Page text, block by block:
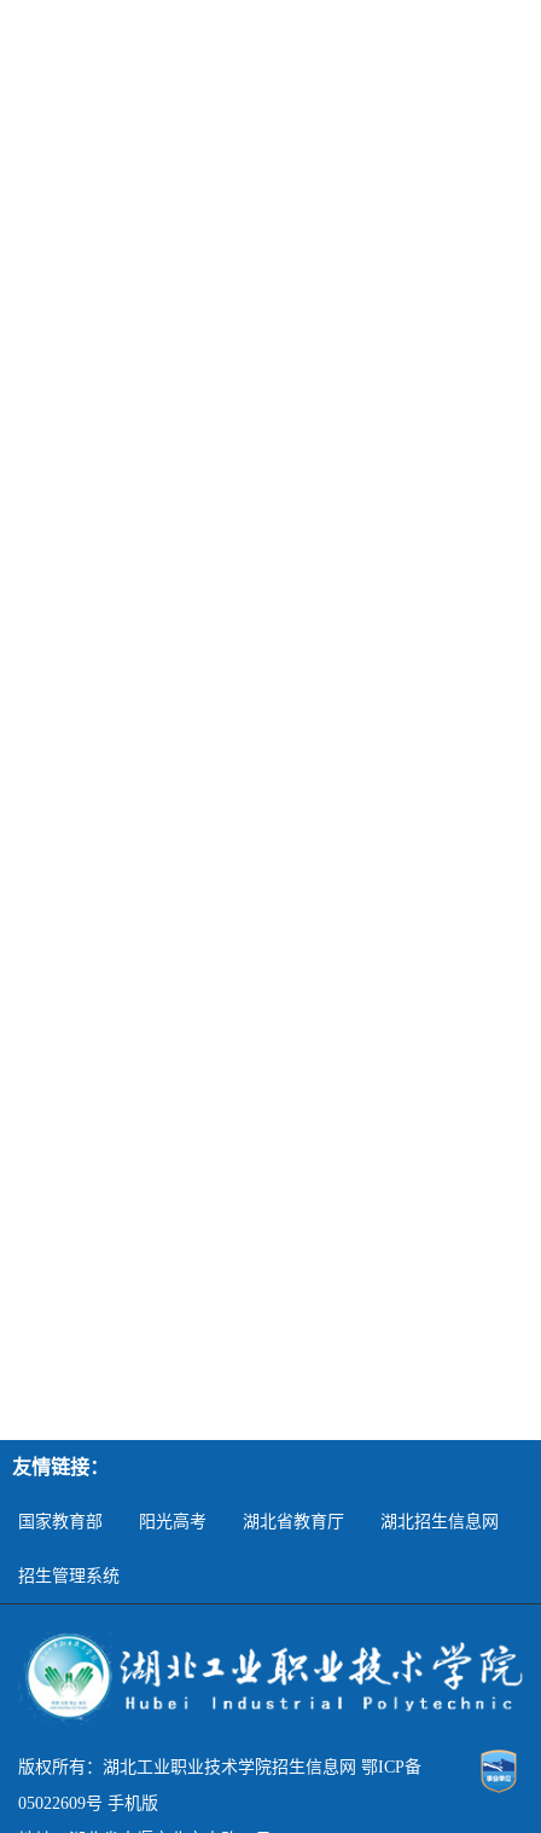
友情链接：
国家教育部 阳光高考 湖北省教育厅 湖北招生信息网
招生管理系统
版权所有：湖北工业职业技术学院招生信息网 鄂ICP备
05022609号 手机版